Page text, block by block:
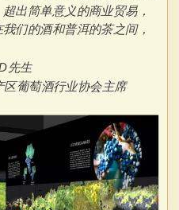
出简单意义的商业贸易，
们的酒和普洱的茶之间，
先生
区葡萄酒行业协会主席